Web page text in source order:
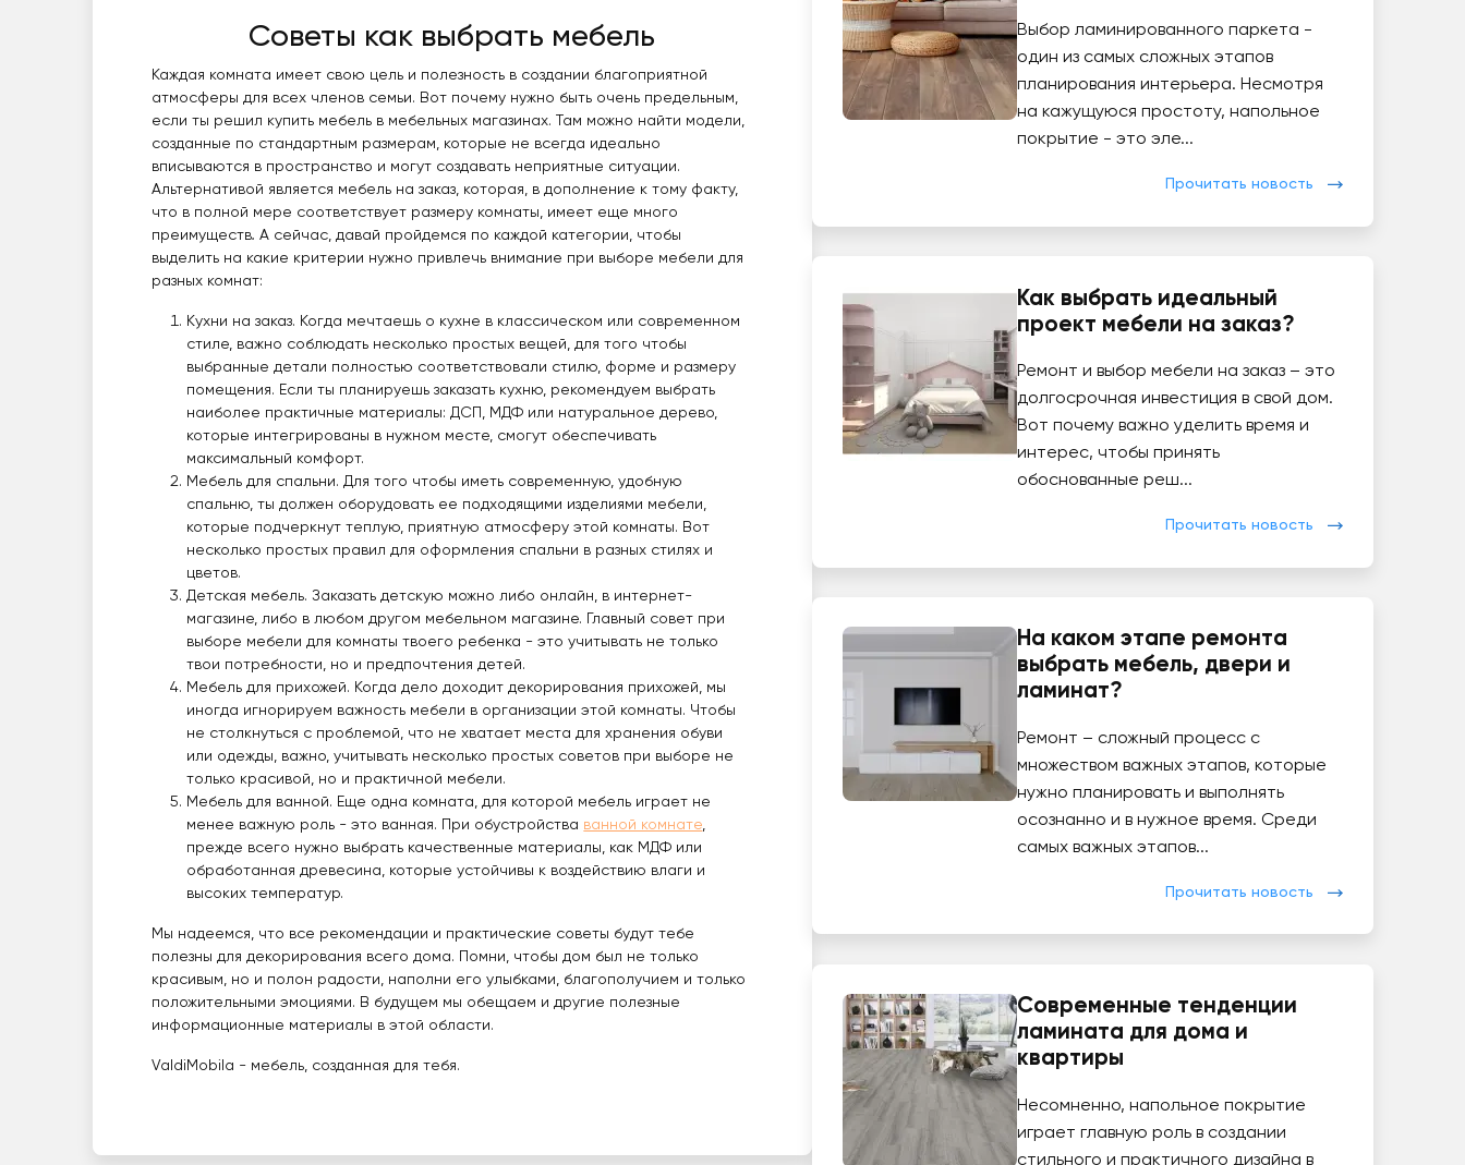
Советы как выбрать мебель
Каждая комната имеет свою цель и полезность в создании благоприятной
атмосферы для всех членов семьи. Вот почему нужно быть очень предельным,
если ты решил купить мебель в мебельных магазинах. Там можно найти модели,
созданные по стандартным размерам, которые не всегда идеально
вписываются в пространство и могут создавать неприятные ситуации.
Альтернативой является мебель на заказ, которая, в дополнение к тому факту,
что в полной мере соответствует размеру комнаты, имеет еще много
преимуществ.А сейчас, давай пройдемся по каждой категории, чтобы
выделить на какие критерии нужно привлечь внимание при выборе мебели для
разных комнат:
Кухни на заказ. Когда мечтаешь о кухне в классическом или современном
стиле, важно соблюдать несколько простых вещей, для того чтобы
выбранные детали полностью соответствовали стилю, форме и размеру
помещения. Если ты планируешь заказать кухню, рекомендуем выбрать
наиболее практичные материалы: ДСП, МДФ или натуральное дерево,
которые интегрированы в нужном месте, смогут обеспечивать
максимальный комфорт.
Мебель для спальни. Для того чтобы иметь современную, удобную
спальню, ты должен оборудовать ее подходящими изделиями мебели,
которые подчеркнут теплую, приятную атмосферу этой комнаты. Вот
несколько простых правил для оформления спальни в разных стилях и
цветов.
Детская мебель. Заказать детскую можно либо онлайн, в интернет-
магазине, либо в любом другом мебельном магазине. Главный совет при
выборе мебели для комнаты твоего ребенка - это учитывать не только
твои потребности, но и предпочтения детей.
Мебель для прихожей. Когда дело доходит декорирования прихожей, мы
иногда игнорируем важность мебели в организации этой комнаты. Чтобы
не столкнуться с проблемой, что не хватает места для хранения обуви
или одежды, важно, учитывать несколько простых советов при выборе не
только красивой, но и практичной мебели.
Мебель для ванной. Еще одна комната, для которой мебель играет не
менее важную роль - это ванная. При обустройства ванной комнате,
прежде всего нужно выбрать качественные материалы, как МДФ или
обработанная древесина, которые устойчивы к воздействию влаги и
высоких температур.
Мы надеемся, что все рекомендации и практические советы будут тебе
полезны для декорирования всего дома. Помни, чтобы дом был не только
красивым, но и полон радости, наполни его улыбками, благополучием и только
положительными эмоциями. В будущем мы обещаем и другие полезные
информационные материалы в этой области.
ValdiMobila - мебель, созданная для тебя.
Выбор ламинированного паркета -
один из самых сложных этапов
планирования интерьера. Несмотря
на кажущуюся простоту, напольное
покрытие - это эле...
Прочитать новость
Как выбрать идеальный
проект мебели на заказ?
Ремонт и выбор мебели на заказ – это
долгосрочная инвестиция в свой дом.
Вот почему важно уделить время и
интерес, чтобы принять
обоснованные реш...
Прочитать новость
На каком этапе ремонта
выбрать мебель, двери и
ламинат?
Ремонт – сложный процесс с
множеством важных этапов, которые
нужно планировать и выполнять
осознанно и в нужное время. Среди
самых важных этапов...
Прочитать новость
Современные тенденции
ламината для дома и
квартиры
Несомненно, напольное покрытие
играет главную роль в создании
стильного и практичного дизайна в